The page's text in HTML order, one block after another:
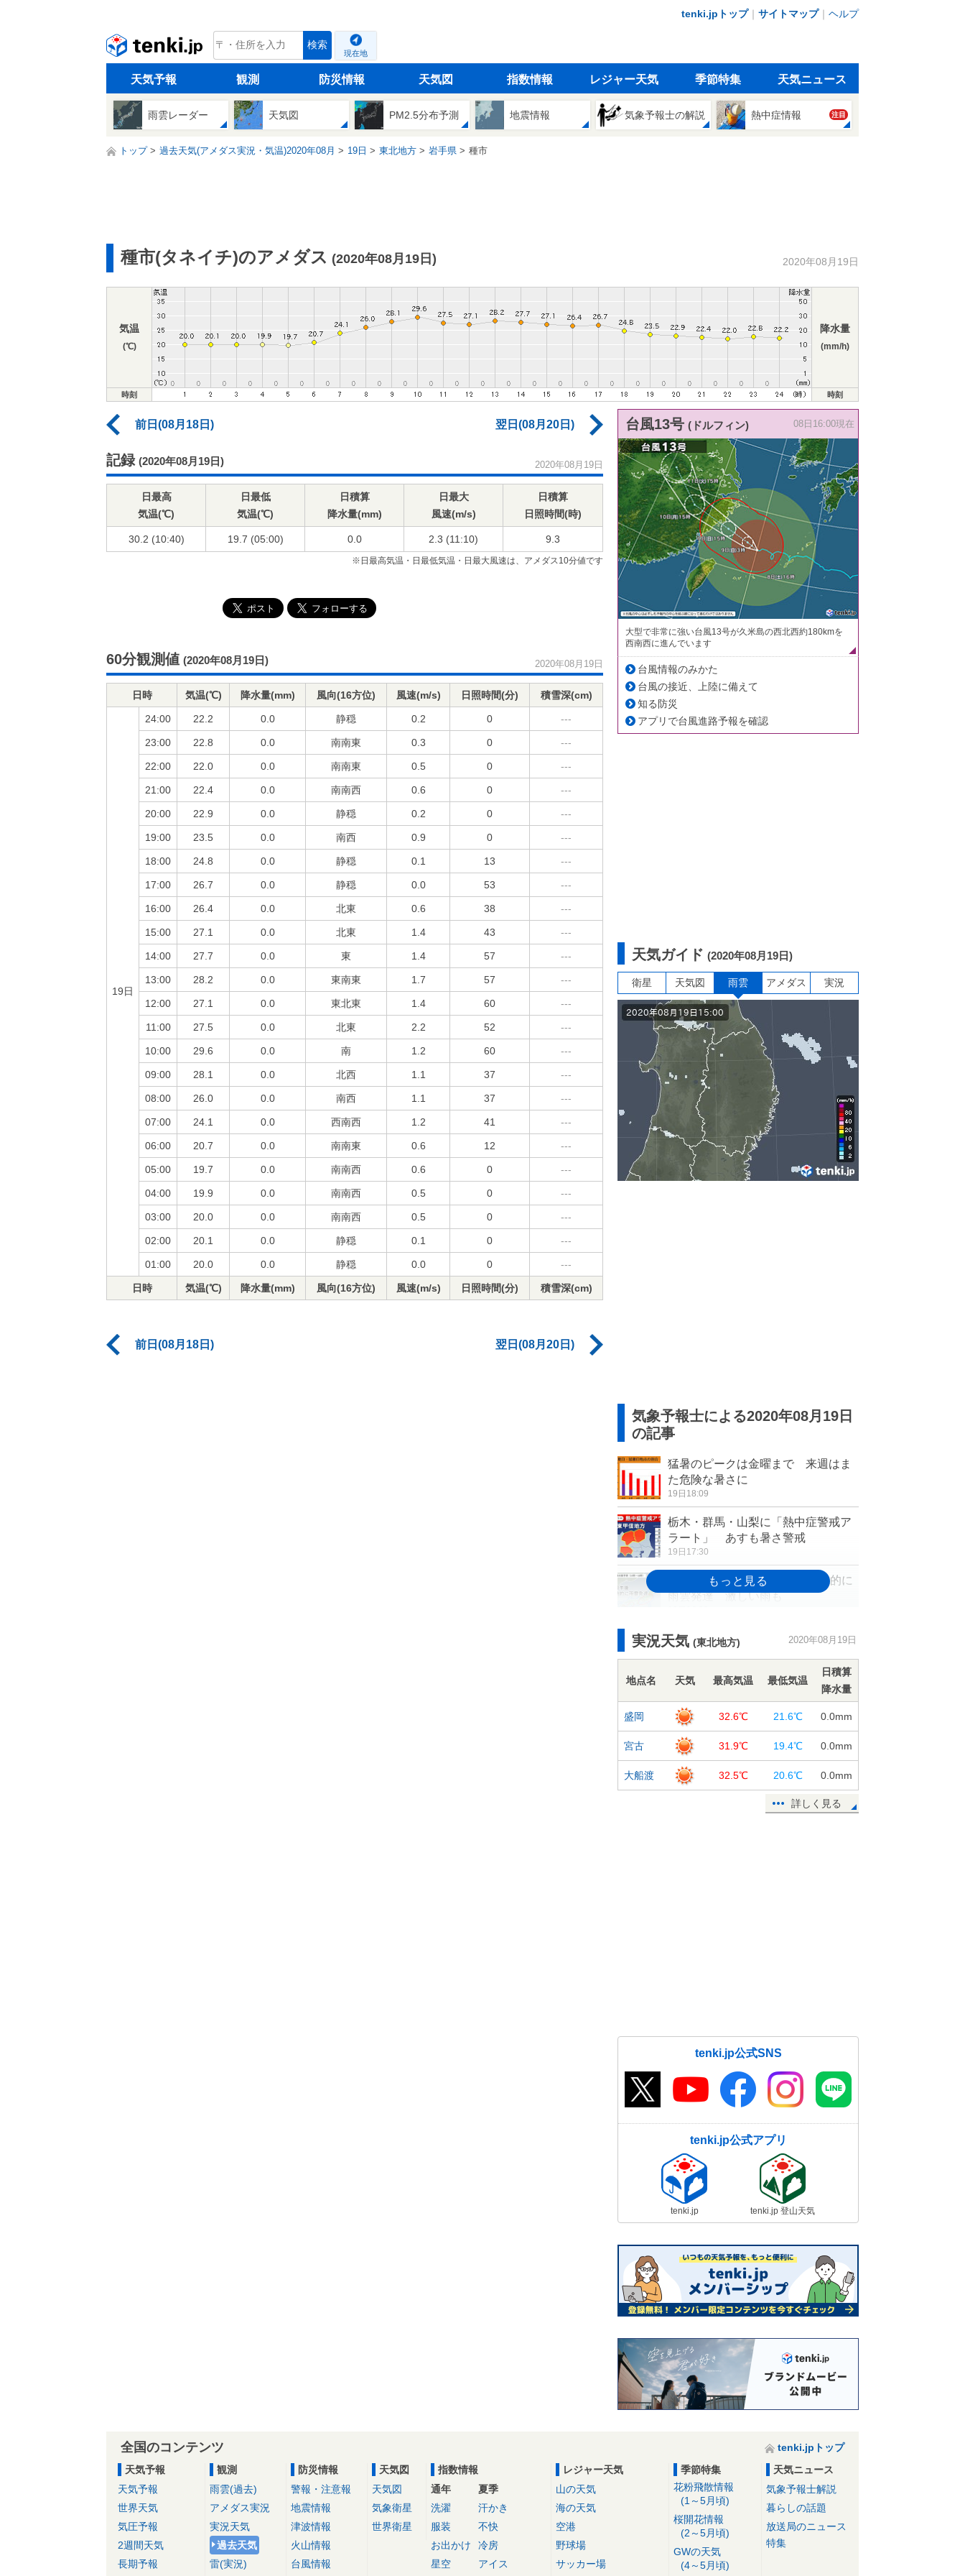
tenki.jpトップ｜ サイトマップ｜ ヘルプ
tenki.jp 検索
現在地
天気予報 観測 防災情報 天気図 指数情報 レジャー天気 季節特集 天気ニュース
雨雲レーダー 天気図 PM2.5分布予測 地震情報 気象予報士の解説 熱中症情報 注目
トップ 過去天気(アメダス実況・気温)2020年08月 19日 東北地方 岩手県 種市
種市(タネイチ)のアメダス (2020年08月19日) 2020年08月19日
気温
(℃)
降水量
(mm/h)
時刻 時刻
前日(08月18日) 翌日(08月20日)
記録 (2020年08月19日) 2020年08月19日
日最高
気温(℃)
日最低
気温(℃)
日積算
降水量(mm)
日最大
風速(m/s)
日積算
日照時間(時)
30.2 (10:40) 19.7 (05:00) 0.0 2.3 (11:10) 9.3
※日最高気温・日最低気温・日最大風速は、アメダス10分値です
60分観測値 (2020年08月19日) 2020年08月19日
日時 気温(℃) 降水量(mm) 風向(16方位) 風速(m/s) 日照時間(分) 積雪深(cm)
19日
24:00 22.2 0.0 静穏 0.2 0 ---
23:00 22.8 0.0 南南東 0.3 0 ---
22:00 22.0 0.0 南南東 0.5 0 ---
21:00 22.4 0.0 南南西 0.6 0 ---
20:00 22.9 0.0 静穏 0.2 0 ---
19:00 23.5 0.0 南西 0.9 0 ---
18:00 24.8 0.0 静穏 0.1 13 ---
17:00 26.7 0.0 静穏 0.0 53 ---
16:00 26.4 0.0 北東 0.6 38 ---
15:00 27.1 0.0 北東 1.4 43 ---
14:00 27.7 0.0 東 1.4 57 ---
13:00 28.2 0.0 東南東 1.7 57 ---
12:00 27.1 0.0 東北東 1.4 60 ---
11:00 27.5 0.0 北東 2.2 52 ---
10:00 29.6 0.0 南 1.2 60 ---
09:00 28.1 0.0 北西 1.1 37 ---
08:00 26.0 0.0 南西 1.1 37 ---
07:00 24.1 0.0 西南西 1.2 41 ---
06:00 20.7 0.0 南南東 0.6 12 ---
05:00 19.7 0.0 南南西 0.6 0 ---
04:00 19.9 0.0 南南西 0.5 0 ---
03:00 20.0 0.0 南南西 0.5 0 ---
02:00 20.1 0.0 静穏 0.1 0 ---
01:00 20.0 0.0 静穏 0.0 0 ---
日時 気温(℃) 降水量(mm) 風向(16方位) 風速(m/s) 日照時間(分) 積雪深(cm)
前日(08月18日) 翌日(08月20日)
台風13号 (ドルフィン) 08日16:00現在
大型で非常に強い台風13号が久米島の西北西約180kmを
西南西に進んでいます
台風情報のみかた
台風の接近、上陸に備えて
知る防災
アプリで台風進路予報を確認
天気ガイド (2020年08月19日)
衛星 天気図 雨雲 アメダス 実況
気象予報士による2020年08月19日
の記事
猛暑のピークは金曜まで 来週はま
た危険な暑さに
19日18:09
栃木・群馬・山梨に「熱中症警戒ア
ラート」 あすも暑さ警戒
19日17:30
20日も猛暑日続出 午後は局地的に
雨雲発達 激しい雨も
東北 危険な暑さ拡大 20日は約3
熱中症搬送者数 前の週から約2倍に
増加
19日11:37
週間天気 晴れても不安定 厳しい
残暑が続く
19日11:10
19日 今夜の傘予報 東北～九州は
実況天気 (東北地方) 2020年08月19日
地点名 天気 最高気温 最低気温
日積算
降水量
盛岡 32.6℃ 21.6℃ 0.0mm
宮古 31.9℃ 19.4℃ 0.0mm
大船渡 32.5℃ 20.6℃ 0.0mm
詳しく見る
tenki.jp公式SNS
tenki.jp公式アプリ
tenki.jp tenki.jp 登山天気
全国のコンテンツ
tenki.jpトップ
天気予報
天気予報
世界天気
気圧予報
2週間天気
長期予報
観測
雨雲(過去)
アメダス実況
実況天気
過去天気
雷(実況)
防災情報
警報・注意報
地震情報
津波情報
火山情報
台風情報
天気図
天気図
気象衛星
世界衛星
指数情報
通年
洗濯
服装
お出かけ
星空
夏季
汗かき
不快
冷房
アイス
レジャー天気
山の天気
海の天気
空港
野球場
サッカー場
季節特集
花粉飛散情報
(1～5月頃)
桜開花情報
(2～5月頃)
GWの天気
(4～5月頃)
天気ニュース
気象予報士解説
暮らしの話題
放送局のニュース
特集